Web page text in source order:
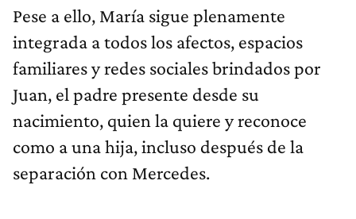
Pese a ello, María sigue plenamente
integrada a todos los afectos, espacios
familiares y redes sociales brindados por
Juan, el padre presente desde su
nacimiento, quien la quiere y reconoce
como a una hija, incluso después de la
separación con Mercedes.